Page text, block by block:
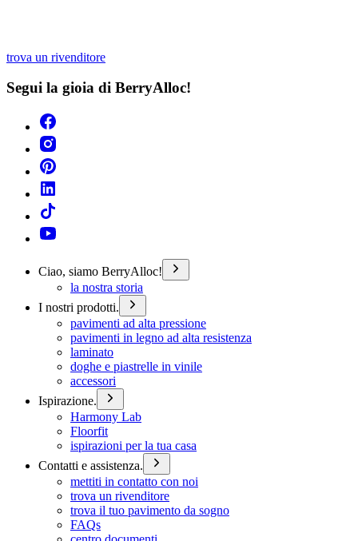
trova un rivenditore
Segui la gioia di BerryAlloc!
Ciao, siamo BerryAlloc!
la nostra storia
I nostri prodotti.
pavimenti ad alta pressione
pavimenti in legno ad alta resistenza
laminato
doghe e piastrelle in vinile
accessori
Ispirazione.
Harmony Lab
Floorfit
ispirazioni per la tua casa
Contatti e assistenza.
mettiti in contatto con noi
trova un rivenditore
trova il tuo pavimento da sogno
FAQs